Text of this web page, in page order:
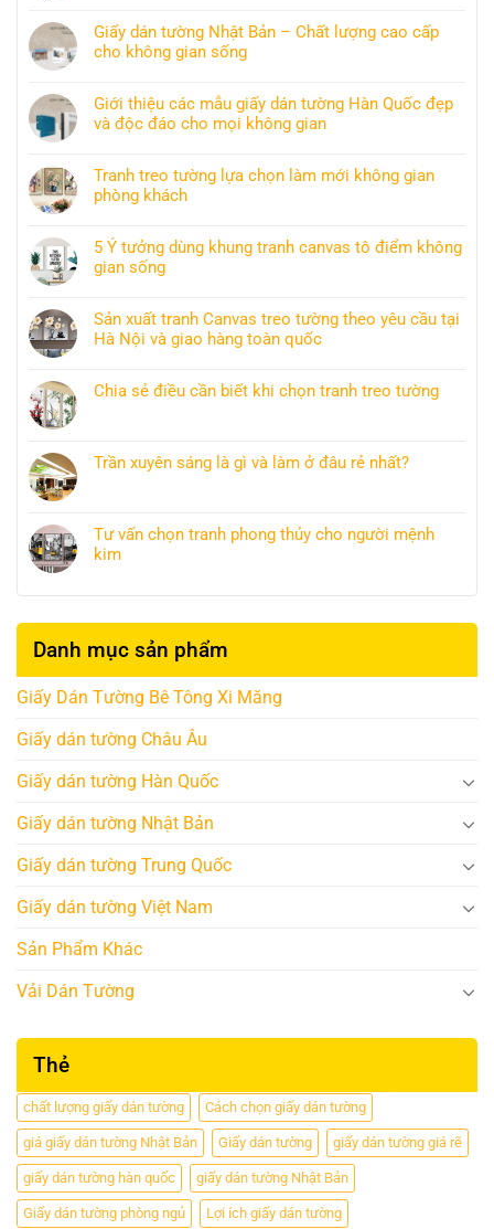
Giấy dán tường Nhật Bản – Chất lượng cao cấp
cho không gian sống
Giới thiệu các mẫu giấy dán tường Hàn Quốc đẹp
và độc đáo cho mọi không gian
Tranh treo tường lựa chọn làm mới không gian
phòng khách
5 Ý tưởng dùng khung tranh canvas tô điểm không
gian sống
Sản xuất tranh Canvas treo tường theo yêu cầu tại
Hà Nội và giao hàng toàn quốc
Chia sẻ điều cần biết khi chọn tranh treo tường
Trần xuyên sáng là gì và làm ở đâu rẻ nhất?
Tư vấn chọn tranh phong thủy cho người mệnh
kim
Danh mục sản phẩm
Giấy Dán Tường Bê Tông Xi Măng
Giấy dán tường Châu Âu
Giấy dán tường Hàn Quốc
Giấy dán tường Nhật Bản
Giấy dán tường Trung Quốc
Giấy dán tường Việt Nam
Sản Phẩm Khác
Vải Dán Tường
Thẻ
chất lượng giấy dán tường Cách chọn giấy dán tường
giá giấy dán tường Nhật Bản Giấy dán tường giấy dán tường giá rẽ
giấy dán tường hàn quốc giấy dán tường Nhật Bản
Giấy dán tường phòng ngủ Lợi ích giấy dán tường